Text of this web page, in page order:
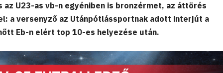
az U23-as vb-n egyéniben is bronzérmet, az áttörés
a versenyző az Utánpótlássportnak adott interjút a
Eb-n elért top 10-es helyezése után.